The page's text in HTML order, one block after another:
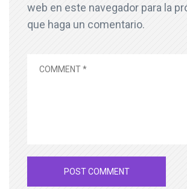
web en este navegador para la
que haga un comentario.